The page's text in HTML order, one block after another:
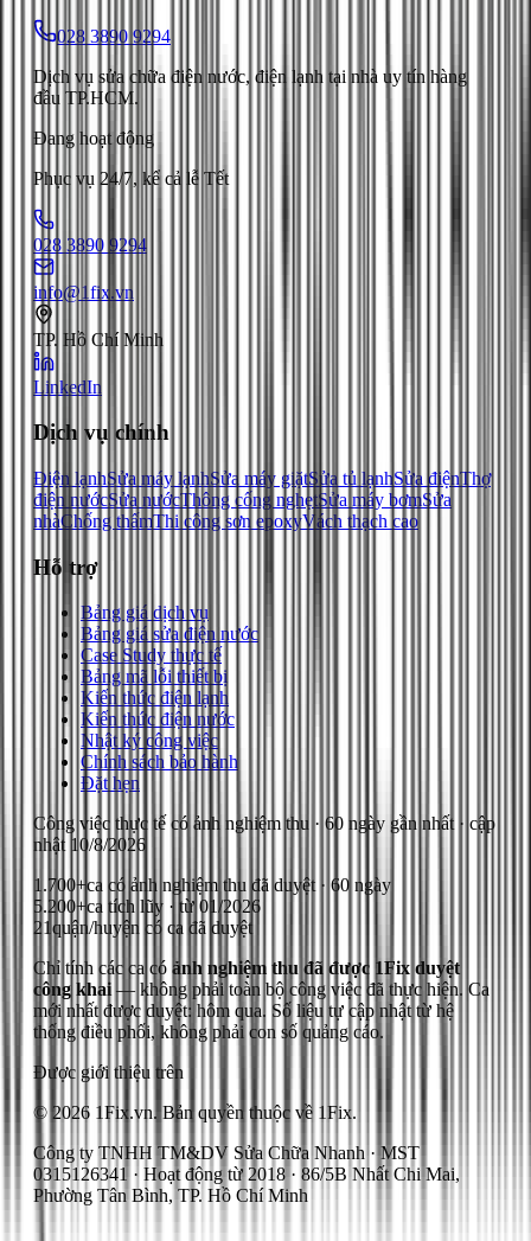
028 3890 9294
Dịch vụ sửa chữa điện nước, điện lạnh tại nhà uy tín hàng
đầu TP.HCM.
Đang hoạt động
Phục vụ 24/7, kể cả lễ Tết
028 3890 9294
info@1fix.vn
TP. Hồ Chí Minh
LinkedIn
Dịch vụ chính
Điện lạnhSửa máy lạnhSửa máy giặtSửa tủ lạnhSửa điệnThợ
điện nướcSửa nướcThông cống nghẹtSửa máy bơmSửa
nhàChống thấmThi công sơn epoxyVách thạch cao
Hỗ trợ
Bảng giá dịch vụ
Bảng giá sửa điện nước
Case Study thực tế
Bảng mã lỗi thiết bị
Kiến thức điện lạnh
Kiến thức điện nước
Nhật ký công việc
Chính sách bảo hành
Đặt hẹn
Công việc thực tế có ảnh nghiệm thu · 60 ngày gần nhất· cập
nhật 10/8/2026
1.700+ca có ảnh nghiệm thu đã duyệt · 60 ngày
5.200+ca tích lũy · từ 01/2026
21quận/huyện có ca đã duyệt
Chỉ tính các ca có ảnh nghiệm thu đã được 1Fix duyệt
công khai— không phải toàn bộ công việc đã thực hiện. Ca
mới nhất được duyệt: hôm qua. Số liệu tự cập nhật từ hệ
thống điều phối, không phải con số quảng cáo.
Được giới thiệu trên
© 2026 1Fix.vn. Bản quyền thuộc về 1Fix.
Công ty TNHH TM&DV Sửa Chữa Nhanh · MST
0315126341 · Hoạt động từ 2018 · 86/5B Nhất Chi Mai,
Phường Tân Bình, TP. Hồ Chí Minh